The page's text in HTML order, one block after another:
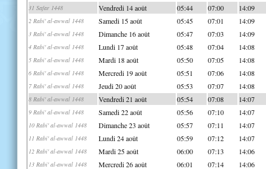
31 Safar 1448 Vendredi 14 août 05:44 07:00 14:09
2 Rabi' al-awwal 1448 Samedi 15 août 05:45 07:01 14:09
3 Rabi' al-awwal 1448 Dimanche 16 août 05:47 07:03 14:09
4 Rabi' al-awwal 1448 Lundi 17 août 05:48 07:04 14:08
5 Rabi' al-awwal 1448 Mardi 18 août 05:50 07:05 14:08
6 Rabi' al-awwal 1448 Mercredi 19 août 05:51 07:06 14:08
7 Rabi' al-awwal 1448 Jeudi 20 août 05:53 07:07 14:08
8 Rabi' al-awwal 1448 Vendredi 21 août 05:54 07:08 14:07
9 Rabi' al-awwal 1448 Samedi 22 août 05:56 07:10 14:07
10 Rabi' al-awwal 1448 Dimanche 23 août 05:57 07:11 14:07
11 Rabi' al-awwal 1448 Lundi 24 août 05:59 07:12 14:07
12 Rabi' al-awwal 1448 Mardi 25 août 06:00 07:13 14:06
13 Rabi' al-awwal 1448 Mercredi 26 août 06:01 07:14 14:06